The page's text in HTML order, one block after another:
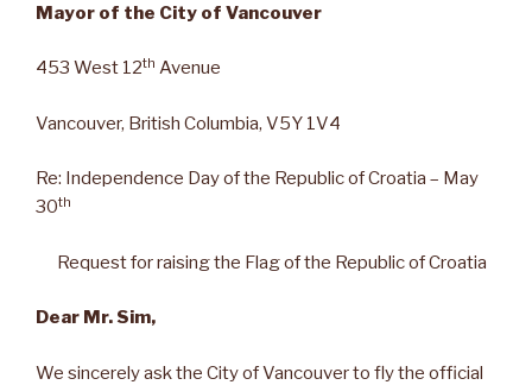
Mayor of the City of Vancouver
453 West 12th Avenue
Vancouver, British Columbia, V5Y 1V4
Re: Independence Day of the Republic of Croatia – May
30th
Request for raising the Flag of the Republic of Croatia
Dear Mr. Sim,
We sincerely ask the City of Vancouver to fly the official